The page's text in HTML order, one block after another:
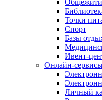
Точки
Спорт
Базы
Ивент-
Онлайн-
Личный